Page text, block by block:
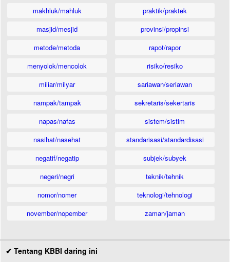
makhluk/mahluk
masjid/mesjid
metode/metoda
menyolok/mencolok
miliar/milyar
nampak/tampak
napas/nafas
nasihat/nasehat
negatif/negatip
negeri/negri
nomor/nomer
november/nopember
praktik/praktek
provinsi/propinsi
rapot/rapor
risiko/resiko
sariawan/seriawan
sekretaris/sekertaris
sistem/sistim
standarisasi/standardisasi
subjek/subyek
teknik/tehnik
teknologi/tehnologi
zaman/jaman
✔ Tentang KBBI daring ini